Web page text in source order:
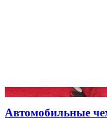
Автомобильные